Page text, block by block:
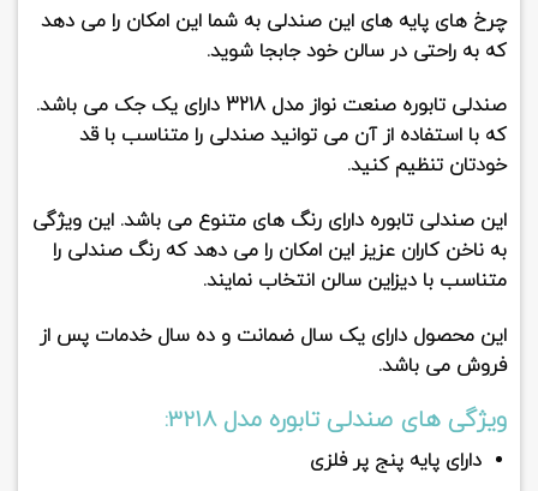
چرخ های پایه های این صندلی به شما این امکان را می دهد
که به راحتی در سالن خود جابجا شوید.
صندلی تابوره صنعت نواز مدل 3218
دارای یک جک می باشد.
که با استفاده از آن می توانید صندلی را متناسب با قد
خودتان تنظیم کنید.
این صندلی تابوره دارای رنگ های متنوع می باشد. این ویژگی
به ناخن کاران عزیز این امکان را می دهد که رنگ صندلی را
متناسب با دیزاین سالن انتخاب نمایند.
این محصول دارای یک سال ضمانت و ده سال خدمات پس از
فروش می باشد.
ویژگی های صندلی تابوره مدل 3218:
دارای پایه پنج پر فلزی